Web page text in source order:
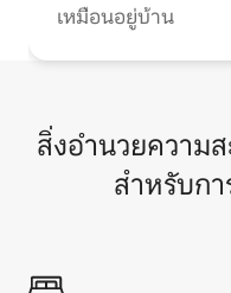
เหมือนอยู่บ้าน
สิ่งอำนวยความ
สำหรับกา